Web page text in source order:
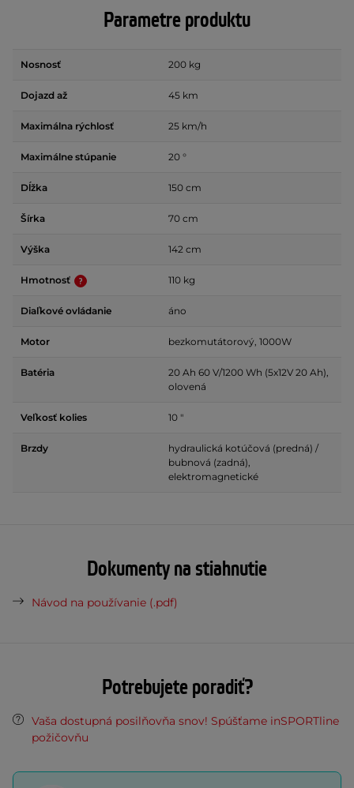
Parametre produktu
Nosnosť 200 kg
Dojazd až 45 km
Maximálna rýchlosť 25 km/h
Maximálne stúpanie 20 °
Dĺžka 150 cm
Šírka 70 cm
Výška 142 cm
Hmotnosť 110 kg
Diaľkové ovládanie áno
Motor bezkomutátorový, 1000W
Batéria
20 Ah 60 V/1200 Wh (5x12V 20 Ah),
olovená
Veľkosť kolies 10 "
Brzdy
hydraulická kotúčová (predná) /
bubnová (zadná),
elektromagnetické
Dokumenty na stiahnutie
Návod na používanie (.pdf)
Potrebujete poradiť?
Vaša dostupná posilňovňa snov! Spúšťame inSPORTline
požičovňu